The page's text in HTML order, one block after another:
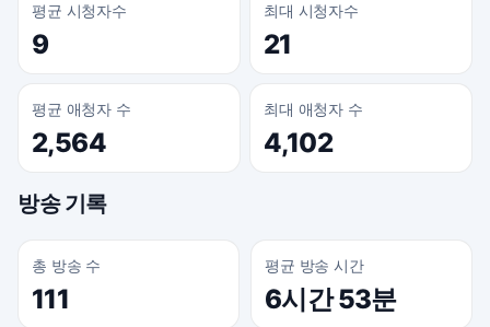
평균 시청자수
9
최대 시청자수
21
평균 애청자 수
2,564
최대 애청자 수
4,102
방송 기록
총 방송 수
111
평균 방송 시간
6시간 53분